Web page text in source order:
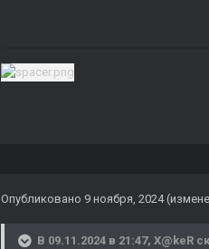
Опубликовано 9 ноября, 2024
В 09.11.2024 в 21:47, X@keR